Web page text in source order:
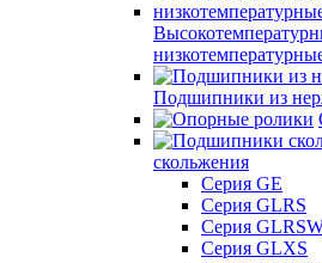
Подшипники из
скольжения
Серия GE
Серия GLRS
Серия
Серия GLXS